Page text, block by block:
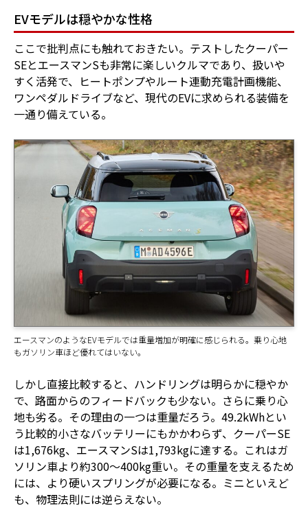
EVモデルは穏やかな性格
ここで批判点にも触れておきたい。テストしたクーパー
SEとエースマンSも非常に楽しいクルマであり、扱いや
すく活発で、ヒートポンプやルート連動充電計画機能、
ワンペダルドライブなど、現代のEVに求められる装備を
一通り備えている。
エースマンのようなEVモデルでは重量増加が明確に感じられる。乗り心地
もガソリン車ほど優れてはいない。
しかし直接比較すると、ハンドリングは明らかに穏やか
で、路面からのフィードバックも少ない。さらに乗り心
地も劣る。その理由の一つは重量だろう。49.2kWhとい
う比較的小さなバッテリーにもかかわらず、クーパーSE
は1,676kg、エースマンSは1,793kgに達する。これはガ
ソリン車より約300〜400kg重い。その重量を支えるため
には、より硬いスプリングが必要になる。ミニといえど
も、物理法則には逆らえない。